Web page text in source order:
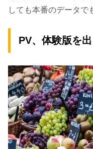
しても本番のデータで
PV、体験版を